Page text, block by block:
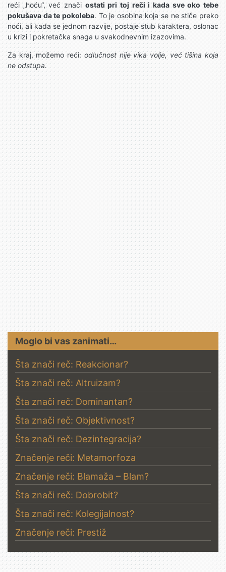
reći „hoću“, već znači ostati pri toj reči i kada sve oko tebe
pokušava da te pokoleba. To je osobina koja se ne stiče preko
noći, ali kada se jednom razvije, postaje stub karaktera, oslonac
u krizi i pokretačka snaga u svakodnevnim izazovima.
Za kraj, možemo reći:odlučnost nije vika volje, već tišina koja
ne odstupa.
Moglo bi vas zanimati…
Šta znači reč: Reakcionar?
Šta znači reč: Altruizam?
Šta znači reč: Dominantan?
Šta znači reč: Objektivnost?
Šta znači reč: Dezintegracija?
Značenje reči: Metamorfoza
Značenje reči: Blamaža – Blam?
Šta znači reč: Dobrobit?
Šta znači reč: Kolegijalnost?
Značenje reči: Prestiž